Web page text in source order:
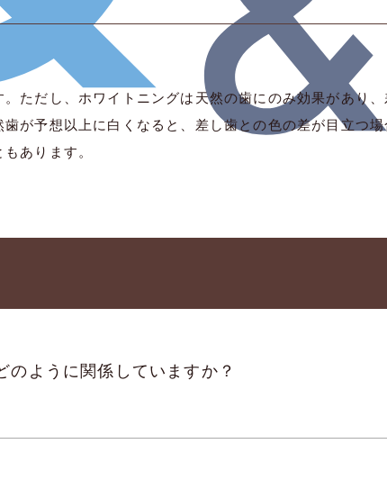
ただし、ホワイトニングは天然の歯にのみ効果があり
が予想以上に白くなると、差し歯との色の差が目立つ
あります。
のように関係していますか？